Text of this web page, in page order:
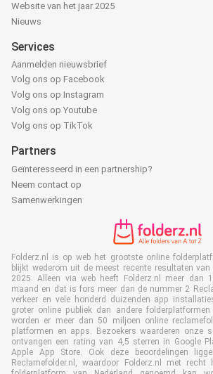
Website van het jaar 2025
Nieuws
Services
Aanmelden nieuwsbrief
Volg ons op Facebook
Volg ons op Instagram
Volg ons op Youtube
Volg ons op TikTok
Partners
Geïnteresseerd in een partnership?
Neem contact op
Samenwerkingen
Folderz.nl is op web het grootste online
blijkt wederom uit de meest recente resultaten
2025. Alleen via web heeft Folderz.nl meer dan
maand en dat is fors meer dan de nummer 2
verkeer en vele honderd duizenden app
groter online publiek dan andere
worden er meer dan 50 miljoen online
platformen en apps. Bezoekers waarderen onze
ontvangen een rating van 4,5 sterren in Google
Apple App Store. Ook deze beoordelingen
Reclamefolder.nl, waardoor Folderz.nl met recht